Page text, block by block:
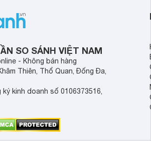
SO SÁNH VIỆT NAM
- Không bán hàng
Thiên, Thổ Quan, Đống Đa,
kinh doanh số 0106373516,